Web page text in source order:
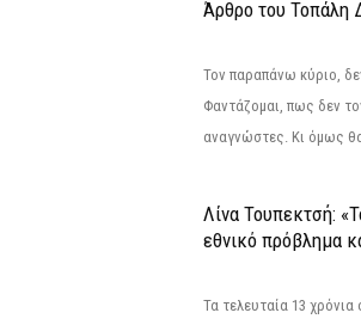
Άρθρο του Τοπάλη
Τον παραπάνω κύριο,
Φαντάζομαι, πως δεν
αναγνώστες. Κι όμως
Λίνα Τουπεκτσή:
εθνικό πρόβλημα
Τα τελευταία 13